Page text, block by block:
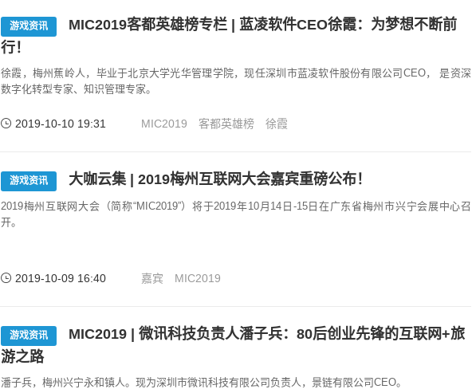
游戏资讯
MIC2019客都英雄榜专栏 | 蓝凌软件CEO徐霞：为梦想不断前
行！
徐霞，梅州蕉岭人，毕业于北京大学光华管理学院，现任深圳市蓝凌软件股份有限公司CEO， 是资深
数字化转型专家、知识管理专家。
2019-10-10 19:31 MIC2019 客都英雄榜 徐霞
游戏资讯 大咖云集 | 2019梅州互联网大会嘉宾重磅公布！
2019梅州互联网大会（简称“MIC2019”）将于2019年10月14日-15日在广东省梅州市兴宁会展中心召
开。
2019-10-09 16:40 嘉宾 MIC2019
游戏资讯
MIC2019 | 微讯科技负责人潘子兵：80后创业先锋的互联网+旅
游之路
潘子兵，梅州兴宁永和镇人。现为深圳市微讯科技有限公司负责人，景链有限公司CEO。